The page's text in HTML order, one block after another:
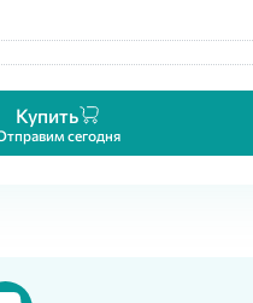
Купить
сегодня